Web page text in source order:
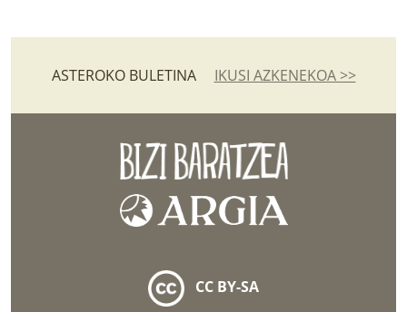
ASTEROKO BULETINA IKUSI AZKENEKOA >>
CC BY-SA